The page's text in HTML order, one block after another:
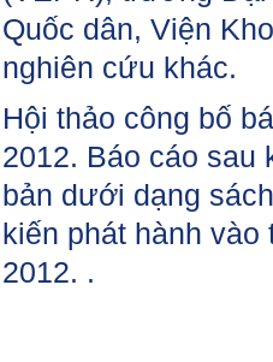
Quốc dân, Viện
nghiên cứu khác.
Hội thảo công bố
2012. Báo cáo
bản dưới dạng
kiến phát hành vào
2012. .